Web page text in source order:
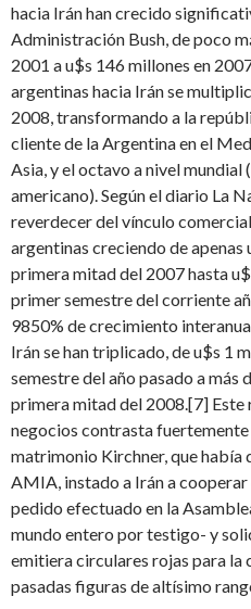
hacia Irán han crecido
Administración Bush, de poco
2001 a u$s 146 millones en
argentinas hacia Irán se
2008, transformando a la
cliente de la Argentina en el
Asia, y el octavo a nivel
americano). Según el diario La
reverdecer del vínculo
argentinas creciendo de apenas
primera mitad del 2007 hasta
primer semestre del corriente
9850% de crecimiento
Irán se han triplicado, de u$s 1
semestre del año pasado a más
primera mitad del 2008.[7] Este
negocios contrasta
matrimonio Kirchner, que había
AMIA, instado a Irán a
pedido efectuado en la
mundo entero por testigo- y
emitiera circulares rojas para la
pasadas figuras de altísimo